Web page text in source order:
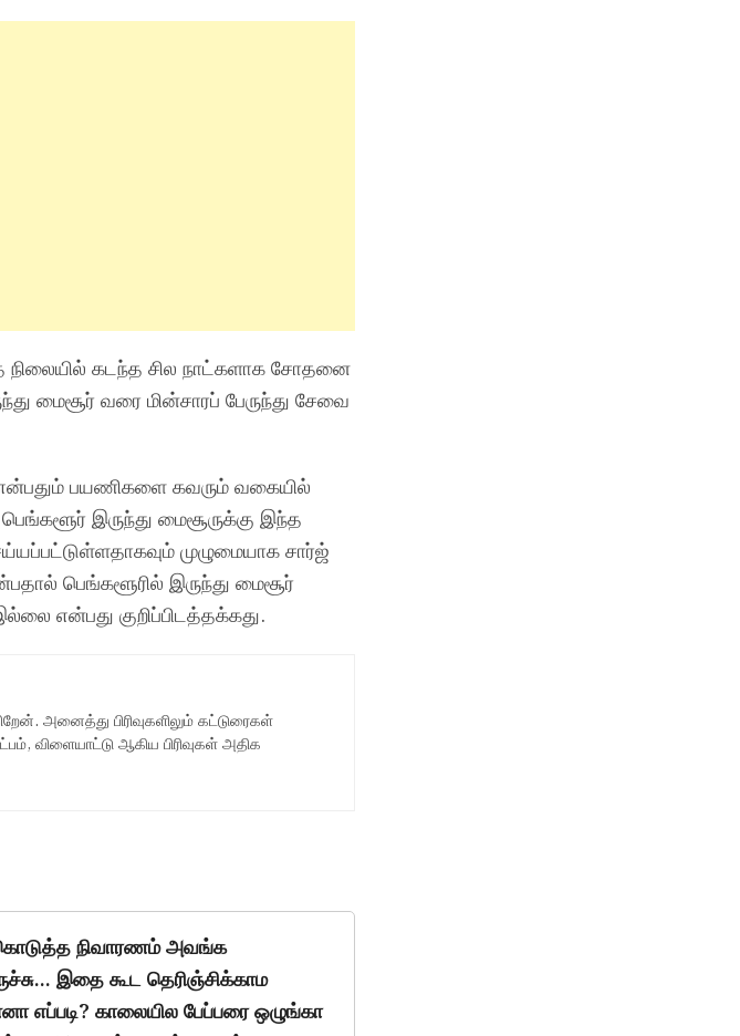
நிலையில் கடந்த சில நாட்களாக சோதனை
மைசூர் வரை மின்சாரப் பேருந்து சேவை
பயணிகளை கவரும் வகையில்
இருந்து மைசூருக்கு இந்த
முழுமையாக சார்ஜ்
பெங்களூரில் இருந்து மைசூர்
என்பது குறிப்பிடத்தக்கது.
அனைத்து பிரிவுகளிலும் கட்டுரைகள்
விளையாட்டு ஆகிய பிரிவுகள் அதிக
நிவாரணம் அவங்க
இதை கூட தெரிஞ்சிக்காம
எப்படி? காலையில பேப்பரை ஒழுங்கா